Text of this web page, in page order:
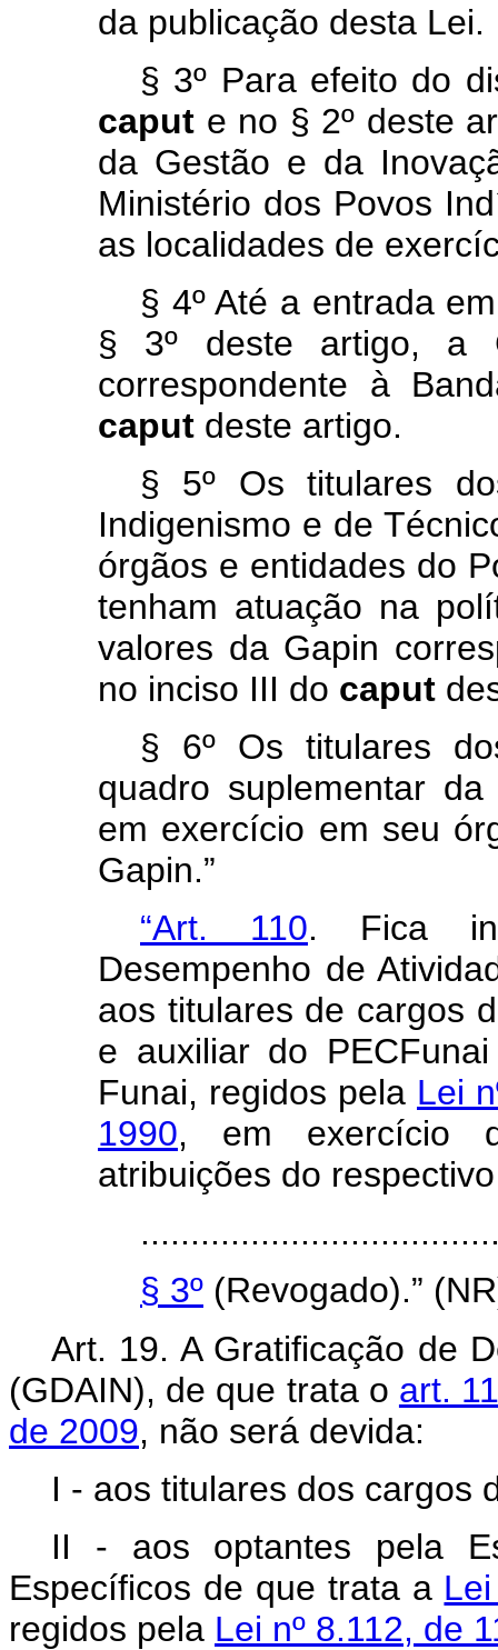
da publicação desta Lei.
§ 3º Para efeito do
caput e no § 2º deste
da Gestão e da
Ministério dos Povos
as localidades de
§ 4º Até a entrada
§ 3º deste artigo, a
correspondente à
caput deste artigo.
§ 5º Os titulares
Indigenismo e de
órgãos e entidades do
tenham atuação na
valores da Gapin
no inciso III do caput
§ 6º Os titulares
quadro suplementar
em exercício em seu
Gapin.”
“Art. 110. Fica
Desempenho de
aos titulares de cargos
e auxiliar do
Funai, regidos pela Lei
1990, em exercício
atribuições do
§ 3º (Revogado).”
Art. 19. A Gratificação de
(GDAIN), de que trata o art.
de 2009, não será devida:
I - aos titulares dos cargos
II - aos optantes pela
Específicos de que trata a
regidos pela Lei nº 8.112, de